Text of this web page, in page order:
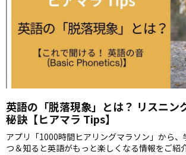
英語の「脱落現象」とは？ リスニン
秘訣【ヒアマラ Tips】
アプリ「1000時間ヒアリングマラソン」から
つ＆知ると英語がもっと楽しくなる情報をご紹